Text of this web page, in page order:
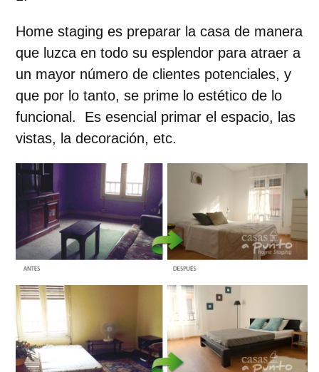
Home staging es preparar la casa de manera
que luzca en todo su esplendor para atraer a
un mayor número de clientes potenciales, y
que por lo tanto, se prime lo estético de lo
funcional. Es esencial primar el espacio, las
vistas, la decoración, etc.